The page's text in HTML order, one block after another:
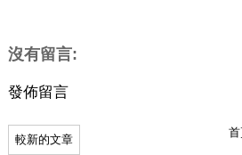
沒有留言:
發佈留言
較新的文章